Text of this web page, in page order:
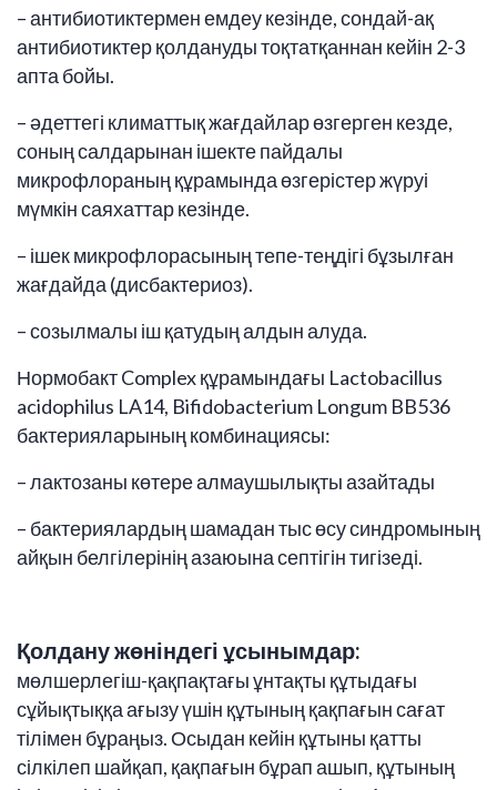
– антибиотиктермен емдеу кезінде, сондай-ақ
антибиотиктер қолдануды тоқтатқаннан кейін 2-3
апта бойы.
– әдеттегі климаттық жағдайлар өзгерген кезде,
соның салдарынан ішекте пайдалы
микрофлораның құрамында өзгерістер жүруі
мүмкін саяхаттар кезінде.
– ішек микрофлорасының тепе-теңдігі бұзылған
жағдайда (дисбактериоз).
– созылмалы іш қатудың алдын алуда.
Нормобакт Complex құрамындағы Lactobacillus
acidophilus LA14, Bifidobacterium Longum BB536
бактерияларының комбинациясы:
– лактозаны көтере алмаушылықты азайтады
– бактериялардың шамадан тыс өсу синдромының
айқын белгілерінің азаюына септігін тигізеді.
Қолдану жөніндегі ұсынымдар:
мөлшерлегіш-қақпақтағы ұнтақты құтыдағы
сұйықтыққа ағызу үшін құтының қақпағын сағат
тілімен бұраңыз. Осыдан кейін құтыны қатты
сілкілеп шайқап, қақпағын бұрап ашып, құтының